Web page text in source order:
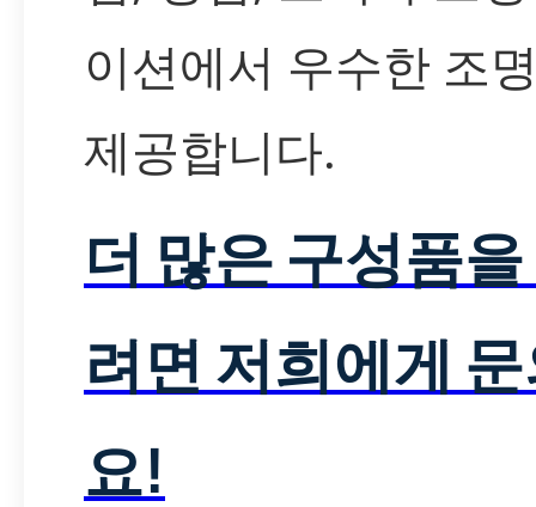
이션에서 우수한 조
제공합니다.
더 많은 구성품
려면 저희에게
요!